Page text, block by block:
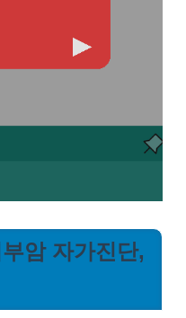
암 자가진단,